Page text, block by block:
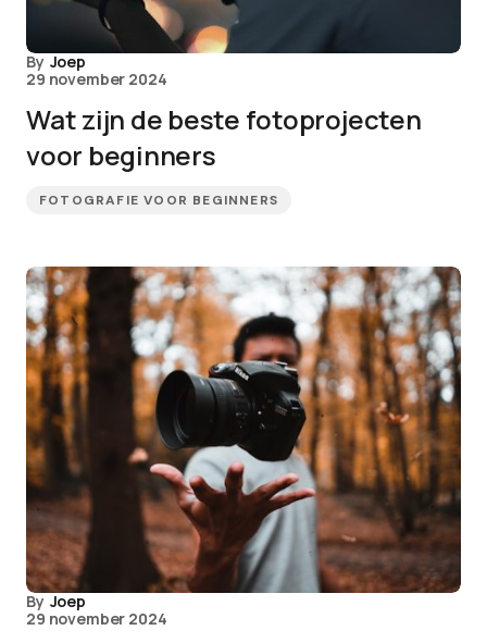
By Joep
29 november 2024
Wat zijn de beste fotoprojecten
voor beginners
FOTOGRAFIE VOOR BEGINNERS
By Joep
29 november 2024